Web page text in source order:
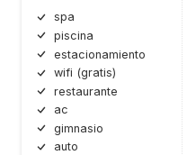
spa
piscina
estacionamiento
wifi (gratis)
restaurante
ac
gimnasio
auto